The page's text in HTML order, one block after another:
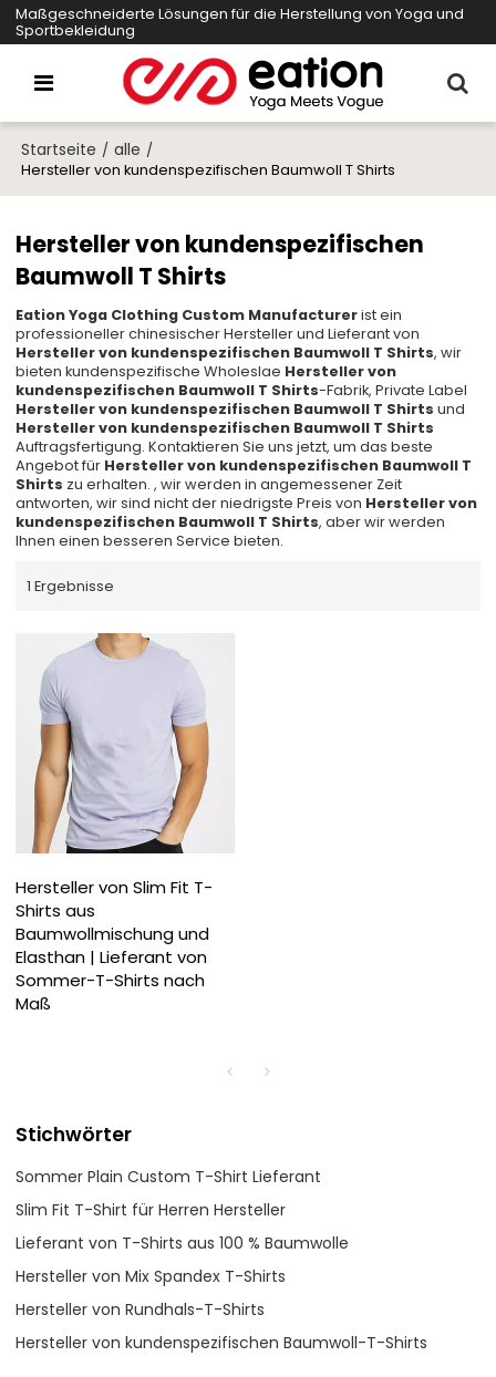
Maßgeschneiderte Lösungen für die Herstellung von Yoga und
Sportbekleidung
Startseite / alle /
Hersteller von kundenspezifischen Baumwoll T Shirts
Hersteller von kundenspezifischen
Baumwoll T Shirts
Eation Yoga Clothing Custom Manufacturerist ein
professioneller chinesischer Hersteller und Lieferant von
Hersteller von kundenspezifischen Baumwoll T Shirts, wir
bieten kundenspezifische Wholeslae Hersteller von
kundenspezifischen Baumwoll T Shirts-Fabrik, Private Label
Hersteller von kundenspezifischen Baumwoll T Shirts und
Hersteller von kundenspezifischen Baumwoll T Shirts
Auftragsfertigung. Kontaktieren Sie uns jetzt, um das beste
Angebot für Hersteller von kundenspezifischen Baumwoll T
Shirts zu erhalten. , wir werden in angemessener Zeit
antworten, wir sind nicht der niedrigste Preis von Hersteller von
kundenspezifischen Baumwoll T Shirts, aber wir werden
Ihnen einen besseren Service bieten.
1 Ergebnisse
Hersteller von Slim Fit T-
Shirts aus
Baumwollmischung und
Elasthan | Lieferant von
Sommer-T-Shirts nach
Maß
Stichwörter
Sommer Plain Custom T-Shirt Lieferant
Slim Fit T-Shirt für Herren Hersteller
Lieferant von T-Shirts aus 100 % Baumwolle
Hersteller von Mix Spandex T-Shirts
Hersteller von Rundhals-T-Shirts
Hersteller von kundenspezifischen Baumwoll-T-Shirts